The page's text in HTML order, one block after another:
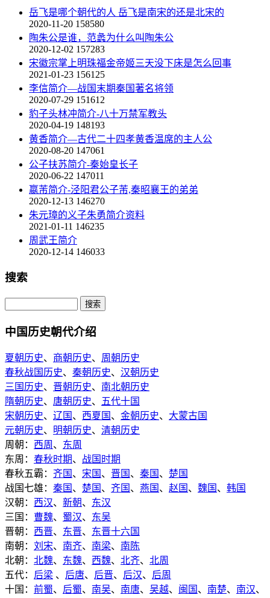
岳飞是哪个朝代的人 岳飞是南宋的还是北宋的
2020-11-20 158580
陶朱公是谁，范蠡为什么叫陶朱公
2020-12-02 157283
宋徽宗掌上明珠福金帝姬三天没下床是怎么回事
2021-01-23 156125
李信简介—战国末期秦国著名将领
2020-07-29 151612
豹子头林冲简介-八十万禁军教头
2020-04-19 148193
黄香简介—古代二十四孝黄香温席的主人公
2020-08-20 147061
公子扶苏简介-秦始皇长子
2020-06-22 147011
嬴芾简介-泾阳君公子芾,秦昭襄王的弟弟
2020-12-13 146270
朱元璋的义子朱勇简介资料
2021-01-11 146235
周武王简介
2020-12-14 146033
搜索
中国历史朝代介绍
夏朝历史、 商朝历史、 周朝历史
春秋战国历史、 秦朝历史、 汉朝历史
三国历史、 晋朝历史、 南北朝历史
隋朝历史、 唐朝历史、 五代十国
宋朝历史、 辽国 、 西夏国 、 金朝历史、 大蒙古国
元朝历史、 明朝历史、 清朝历史
周朝： 西周 、 东周
东周： 春秋时期、 战国时期
春秋五霸： 齐国 、 宋国 、 晋国 、 秦国 、 楚国
战国七雄： 秦国 、 楚国 、 齐国 、 燕国 、 赵国 、 魏国 、 韩国
汉朝： 西汉、 新朝、 东汉
三国： 曹魏、 蜀汉、 东吴
晋朝： 西晋、 东晋、 东晋十六国
南朝： 刘宋、 南齐、 南梁、 南陈
北朝： 北魏、 东魏、 西魏、 北齐、 北周
五代： 后梁 、 后唐、 后晋、 后汉、 后周
十国： 前蜀、 后蜀、 南吴、 南唐、 吴越、 闽国 、 南楚、 南汉、